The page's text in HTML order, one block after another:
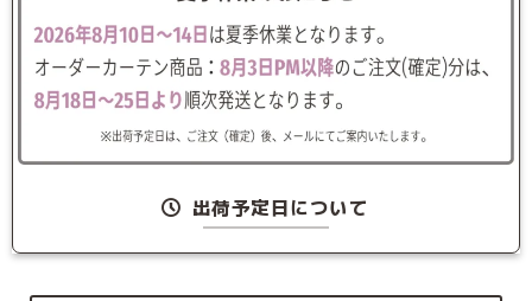
出荷予定日について